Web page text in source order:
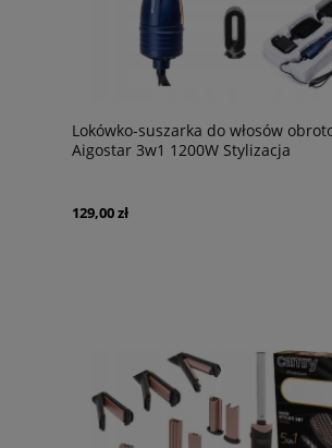
Lokówko-suszarka do włosów
Aigostar 3w1 1200W Stylizacja
129,00 zł